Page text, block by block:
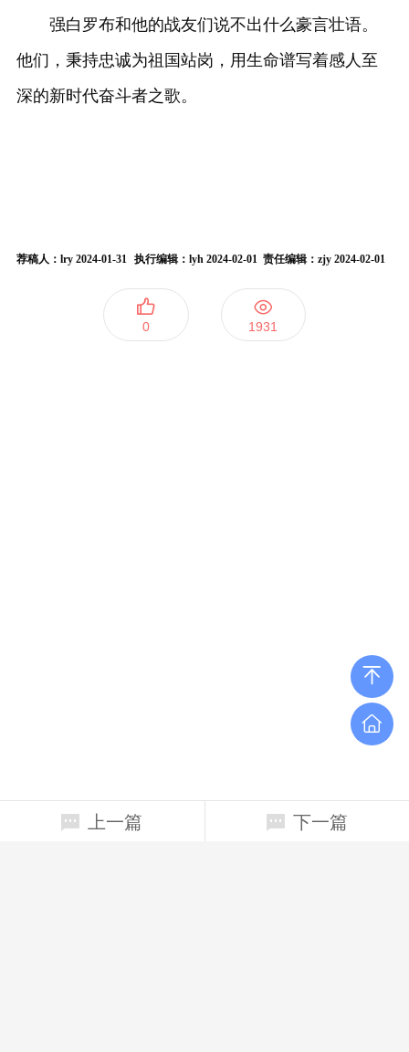
强白罗布和他的战友们说不出什么豪言壮语。
他们，秉持忠诚为祖国站岗，用生命谱写着感人至
深的新时代奋斗者之歌。
荐稿人：lry 2024-01-31 执行编辑：lyh 2024-02-01 责任编辑：zjy 2024-02-01
0 1931
上一篇 下一篇